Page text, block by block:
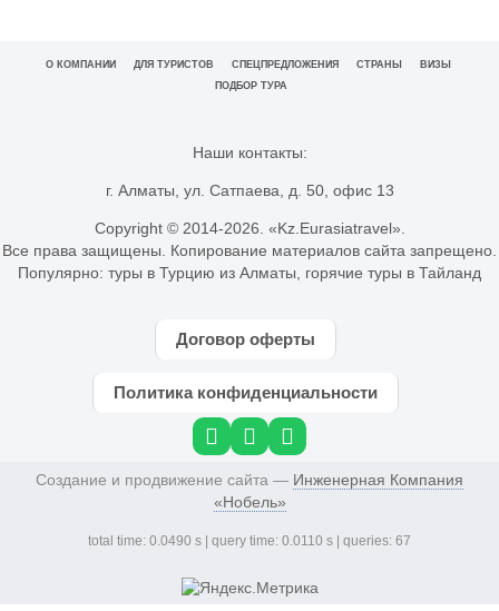
О КОМПАНИИ ДЛЯ ТУРИСТОВ СПЕЦПРЕДЛОЖЕНИЯ СТРАНЫ
ВИЗЫ
ПОДБОР ТУРА
Наши контакты:
г. Алматы, ул. Сатпаева, д. 50, офис 13
Copyright © 2014-2026. «Kz.Eurasiatravel».
Все права защищены. Копирование материалов сайта запрещено.
Популярно: туры в Турцию из Алматы горячие туры в Тайланд
Договор оферты
Политика конфиденциальности
Создание и продвижение сайта — Инженерная Компания
«Нобель»
total time: 0.0490 s | query time: 0.0110 s | queries: 67